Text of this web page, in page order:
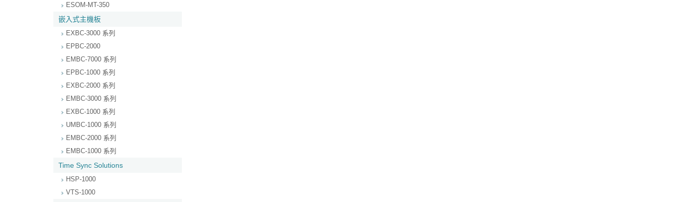
ESOM-MT-350
嵌入式主機板
EXBC-3000 系列
EPBC-2000
EMBC-7000 系列
EPBC-1000 系列
EXBC-2000 系列
EMBC-3000 系列
EXBC-1000 系列
UMBC-1000 系列
EMBC-2000 系列
EMBC-1000 系列
Time Sync Solutions
HSP-1000
VTS-1000